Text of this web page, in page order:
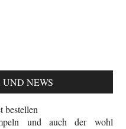
UND NEWS
bestellen
und auch der wohl